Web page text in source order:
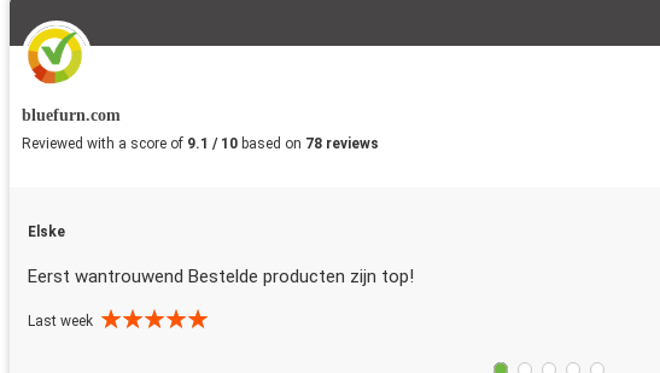
bluefurn.com
Reviewed with a score of 9.1 / 10 based on 78 reviews
Elske
Eerst wantrouwend Bestelde producten zijn top!
Last week